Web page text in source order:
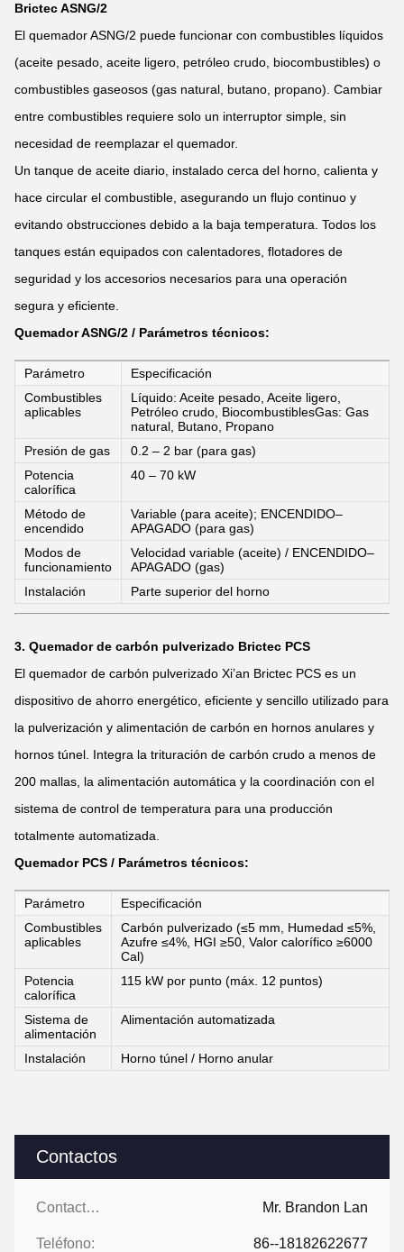
Contactos
Contactos: Mr. Brandon Lan
Teléfono: 86--18182622677
Brictec ASNG/2
El quemador ASNG/2 puede funcionar con combustibles líquidos
(aceite pesado, aceite ligero, petróleo crudo, biocombustibles) o
combustibles gaseosos (gas natural, butano, propano). Cambiar
entre combustibles requiere solo un interruptor simple, sin
necesidad de reemplazar el quemador.
Un tanque de aceite diario, instalado cerca del horno, calienta y
hace circular el combustible, asegurando un flujo continuo y
evitando obstrucciones debido a la baja temperatura. Todos los
tanques están equipados con calentadores, flotadores de
seguridad y los accesorios necesarios para una operación
segura y eficiente.
Quemador ASNG/2 / Parámetros técnicos:
Parámetro
Especificación
Combustibles
aplicables
Líquido: Aceite pesado, Aceite ligero,
Petróleo crudo, BiocombustiblesGas: Gas
natural, Butano, Propano
Presión de gas
0.2 – 2 bar (para gas)
Potencia
calorífica
40 – 70 kW
Método de
encendido
Variable (para aceite); ENCENDIDO–
APAGADO (para gas)
Modos de
funcionamiento
Velocidad variable (aceite) / ENCENDIDO–
APAGADO (gas)
Instalación
Parte superior del horno
3. Quemador de carbón pulverizado Brictec PCS
El quemador de carbón pulverizado Xi’an Brictec PCS es un
dispositivo de ahorro energético, eficiente y sencillo utilizado para
la pulverización y alimentación de carbón en hornos anulares y
hornos túnel. Integra la trituración de carbón crudo a menos de
200 mallas, la alimentación automática y la coordinación con el
sistema de control de temperatura para una producción
totalmente automatizada.
Quemador PCS / Parámetros técnicos:
Parámetro
Especificación
Combustibles
aplicables
Carbón pulverizado (≤5 mm, Humedad ≤5%,
Azufre ≤4%, HGI ≥50, Valor calorífico ≥6000
Cal)
Potencia
calorífica
115 kW por punto (máx. 12 puntos)
Sistema de
alimentación
Alimentación automatizada
Instalación Horno túnel / Horno anular